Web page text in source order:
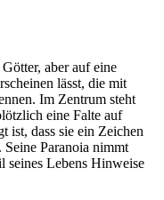
aber auf eine
lässt, die mit
Im Zentrum steht
eine Falte auf
ist, dass sie ein Zeichen
Paranoia nimmt
seines Lebens Hinweise